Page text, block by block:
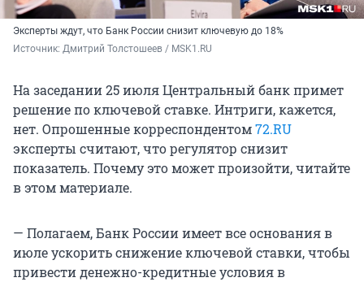
Эксперты ждут, что Банк России снизит ключевую до 18%
Источник: Дмитрий Толстошеев / MSK1.RU
На заседании 25 июля Центральный банк примет
решение по ключевой ставке. Интриги, кажется,
нет. Опрошенные корреспондентом72.RU
эксперты считают, что регулятор снизит
показатель. Почему это может произойти, читайте
в этом материале.
— Полагаем, Банк России имеет все основания в
июле ускорить снижение ключевой ставки, чтобы
привести денежно-кредитные условия в